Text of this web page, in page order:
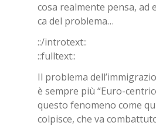
cosa real­men­te pen­sa, ad
ca del pro­ble­ma…
::/in­tro­text::
::full­text::
Il pro­ble­ma
è sem­pre più “Euro-
que­sto fe­no­me­no come
col­pi­sce, che va